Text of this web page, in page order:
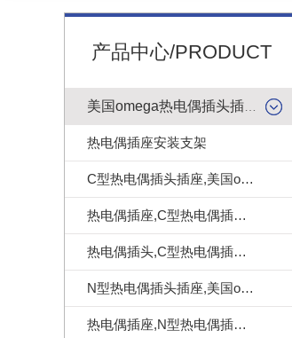
产品中心/PRODUCT
热电偶插座安装支架
C型热电偶插头插座,美国omega热电偶连接器
热电偶插座,C型热电偶插座|美国omega热电偶插座
热电偶插头,C型热电偶插头|美国omega热电偶插头
N型热电偶插头插座,美国omega热电偶连接器
热电偶插座,N型热电偶插座,美国omega热电偶插座